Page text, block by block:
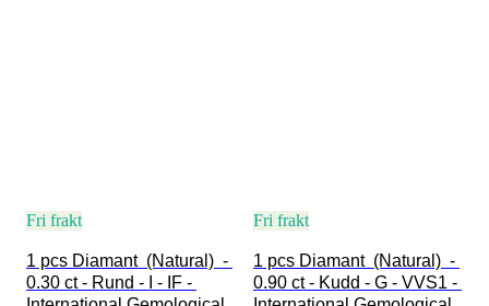
Fri frakt
1 pcs Diamant  (Natural)  -
0.30 ct - Rund - I - IF -
Fri frakt
1 pcs Diamant  (Natural)  -
0.90 ct - Kudd - G - VVS1 -